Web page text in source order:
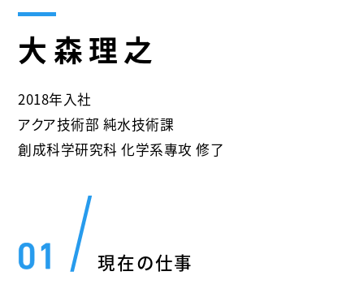
大森理之
2018年入社
アクア技術部 純水技術課
創成科学研究科 化学系專攻 修了
現在の仕事